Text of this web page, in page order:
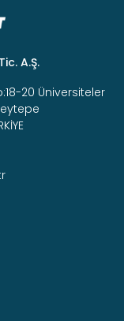
A.Ş.
20 Üniversiteler